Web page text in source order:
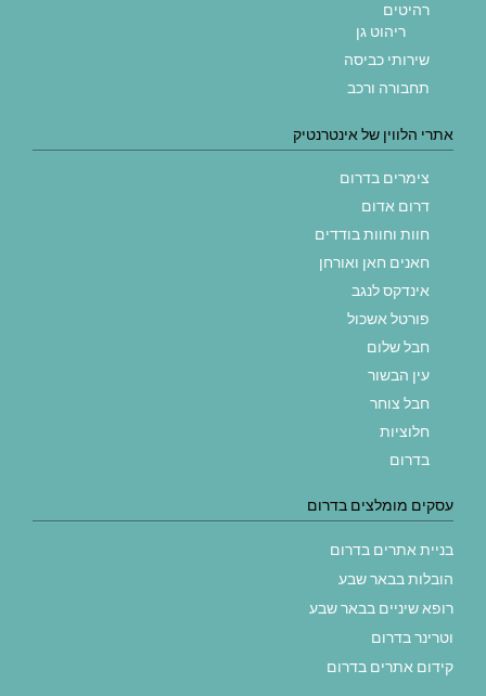
רהיטים
ריהוט גן
שירותי כביסה
תחבורה ורכב
אתרי הלווין של אינטרנטיק
צימרים בדרום
דרום אדום
חוות וחוות בודדים
חאנים חאן ואורחן
אינדקס לנגב
פורטל אשכול
חבל שלום
עין הבשור
חבל צוחר
חלוציות
בדרום
עסקים מומלצים בדרום
בניית אתרים בדרום
הובלות בבאר שבע
רופא שיניים בבאר שבע
וטרינר בדרום
קידום אתרים בדרום